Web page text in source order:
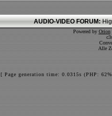
AUDIO-VIDEO FORUM:
Powered by Orion
Alle
[ Page generation time: 0.0315s (PHP: